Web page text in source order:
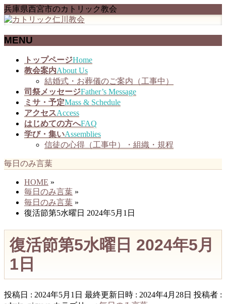
兵庫県西宮市のカトリック教会
MENU
トップページHome
教会案内About Us
結婚式・お葬儀のご案内（工事中）
司祭メッセージFather’s Message
ミサ・予定Mass & Schedule
アクセスAccess
はじめての方へFAQ
学び・集いAssemblies
信徒の心得（工事中）・組織・規程
毎日のみ言葉
HOME »
毎日のみ言葉 »
毎日のみ言葉 »
復活節第5水曜日 2024年5月1日
復活節第5水曜日 2024年5月
1日
投稿日 : 2024年5月1日 最終更新日時 : 2024年4月28日 投稿者 :